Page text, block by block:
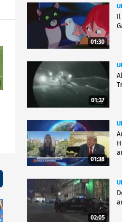
01:30
Il
01:37
01:38
02:05